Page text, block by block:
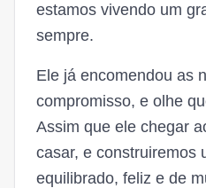
estamos vivendo um
sempre.
Ele já encomendou as
compromisso, e olhe
Assim que ele chegar
casar, e construiremos
equilibrado, feliz e de